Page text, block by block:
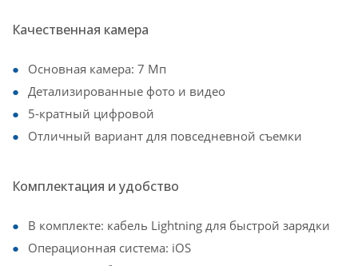
Качественная камера
Основная камера: 7 Мп
Детализированные фото и видео
5-кратный цифровой
Отличный вариант для повседневной съемки
Комплектация и удобство
В комплекте: кабель Lightning для быстрой зарядки
Операционная система: iOS